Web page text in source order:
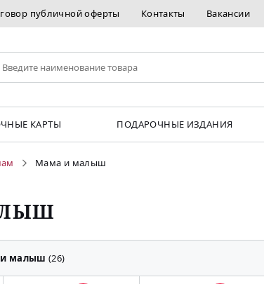
публичной оферты Контакты Вакансии
КАРТЫ ПОДАРОЧНЫЕ ИЗДАНИЯ
Мама и малыш
малыш (26)